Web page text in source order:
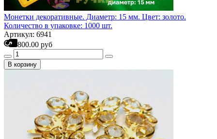
Монетки декоративные. Диаметр: 15 мм. Цвет: золото.
Количество в упаковке: 1000 шт.
Артикул: 6941
800.00 руб
В корзину